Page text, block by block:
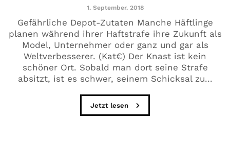
1. September. 2018
Gefährliche Depot-Zutaten Manche Häftlinge
planen während ihrer Haftstrafe ihre Zukunft als
Model, Unternehmer oder ganz und gar als
Weltverbesserer. (Kat€) Der Knast ist kein
schöner Ort. Sobald man dort seine Strafe
absitzt, ist es schwer, seinem Schicksal zu...
Jetzt lesen